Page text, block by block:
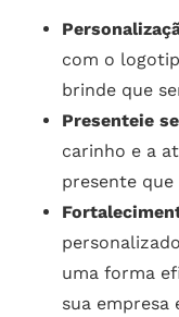
com o
brinde que
Presenteie
carinho e a
presente
uma forma
sua empresa